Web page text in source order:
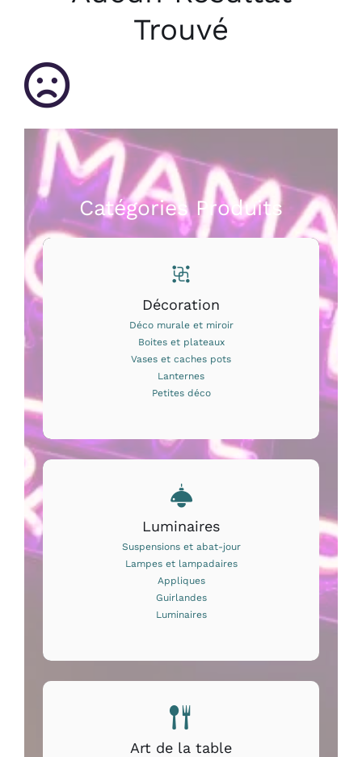
Bougies et senteurs
Les kids de MAMA
Prix canons
Gamme Made in France
Contact & accès
Trouvé
Catégories Produits
Décoration
Déco murale et miroir
Boites et plateaux
Vases et caches pots
Lanternes
Petites déco
Luminaires
Suspensions et abat-jour
Lampes et lampadaires
Appliques
Guirlandes
Luminaires
Art de la table